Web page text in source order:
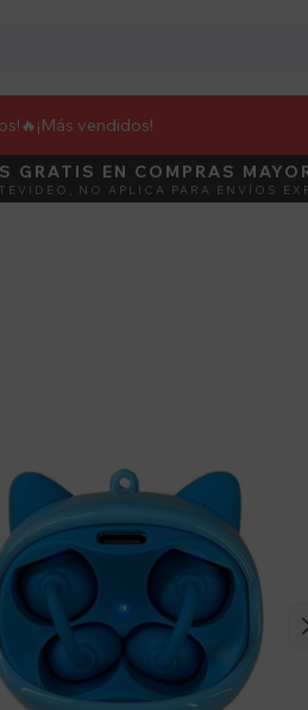
¡Más vendidos!
GRATIS EN COMPRAS
NO APLICA PARA ENVÍOS